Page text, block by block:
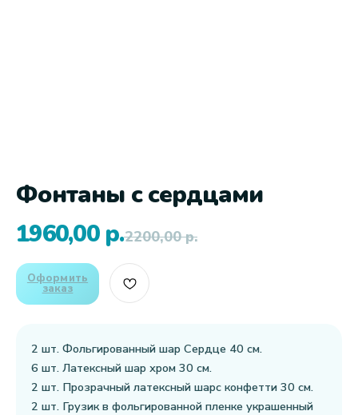
Фонтаны с сердцами
1960,00 р.2200,00 р.
Оформить
заказ
2 шт. Фольгированный шар Сердце 40 см.
6 шт. Латексный шар хром 30 см.
2 шт. Прозрачный латексный шарс конфетти 30 см.
2 шт. Грузик в фольгированной пленке украшенный